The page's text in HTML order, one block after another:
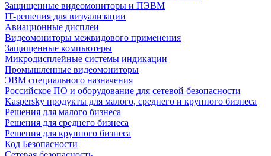
Защищенные видеомониторы и ПЭВМ
IT-решения для визуализации
Авиационные дисплеи
Видеомониторы межвидового применения
Защищенные компьютеры
Микродисплейные системы индикации
Промышленные видеомониторы
ЭВМ специального назначения
Российское ПО и оборудование для сетевой безопасности
Kaspersky продукты для малого, среднего и крупного бизнеса
Решения для малого бизнеса
Решения для среднего бизнеса
Решения для крупного бизнеса
Код Безопасности